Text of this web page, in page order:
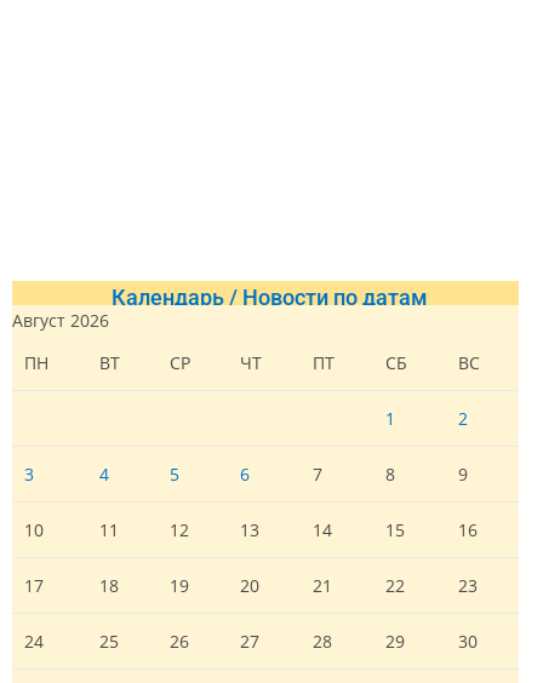
Календарь / Новости по датам
Август 2026
ПН
ВТ СР ЧТ ПТ СБ ВС
1 2
3 4 5 6 7 8 9
10 11 12 13 14 15 16
17 18 19 20 21 22 23
24 25 26 27 28 29 30